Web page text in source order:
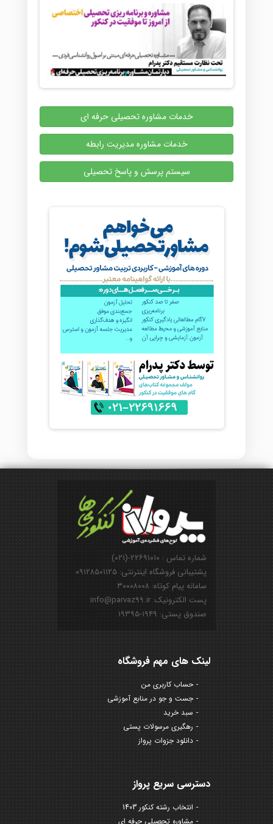
خدمات مشاوره تحصیلی حرفه ای
خدمات مشاوره مدیریت رابطه
سیستم پرسش و پاسخ تحصیلی
شماره تماس : ۲۲۶۹۱۰۱۰-(۰۲۱)
پشتیبانی فروشگاه اینترنتی: ۰۹۱۲۸۵۰۱۱۲۵
سامانه پیام کوتاه: ۳۰۰۰۸۰۰۸
پست الکترونیک: info@parvaz99.ir
صندوق پستی: ۱۹۴۹-۱۹۳۹۵
لینک های مهم فروشگاه
حساب کاربری من
جست و جو در منابع آموزشی
سبد خرید
رهگیری مرسولات پستی
دانلود جزوات پرواز
دسترسی سریع پرواز
انتخاب رشته کنکور 1403
مشاوره تحصیلی حرفه ای